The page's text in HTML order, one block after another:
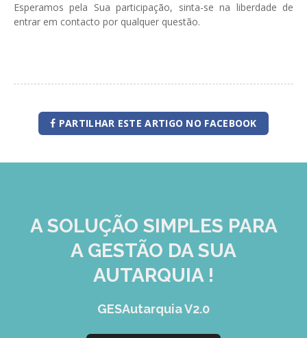
Esperamos pela Sua participação, sinta-se na liberdade de
entrar em contacto por qualquer questão.
PARTILHAR ESTE ARTIGO NO FACEBOOK
A SOLUÇÃO SIMPLES PARA
A GESTÃO DA SUA
AUTARQUIA !
GESAutarquia V2.0